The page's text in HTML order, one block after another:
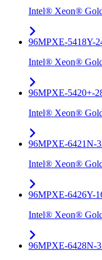
Intel® Xeon®
96MPXE-5418Y-
Intel® Xeon®
96MPXE-5420+-
Intel® Xeon®
96MPXE-6421N-
Intel® Xeon®
96MPXE-6426Y-
Intel® Xeon®
96MPXE-6428N-